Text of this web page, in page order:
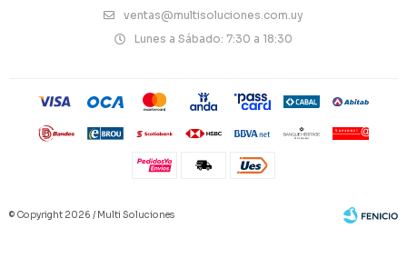
ventas@multisoluciones.com.uy
Lunes a Sábado: 7:30 a 18:30
© Copyright 2026 / Multi Soluciones